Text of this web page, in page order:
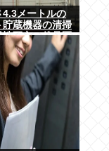
4.3メートルの
貯蔵機器の清掃
死亡、伏見区